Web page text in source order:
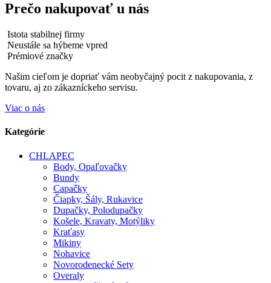
Prečo nakupovať u nás
Istota stabilnej firmy
Neustále sa hýbeme vpred
Prémiové značky
Našim cieľom je dopriať vám neobyčajný pocit z nakupovania, z
tovaru, aj zo zákazníckeho servisu.
Viac o nás
Kategórie
CHLAPEC
Body, Opaľovačky
Bundy
Capačky
Čiapky, Šály, Rukavice
Dupačky, Polodupačky
Košele, Kravaty, Motýliky
Kraťasy
Mikiny
Nohavice
Novorodenecké Sety
Overaly